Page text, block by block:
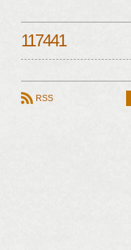
117441
RSS